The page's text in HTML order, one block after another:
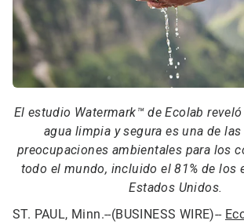
El estudio Watermark™ de Ecolab
agua limpia y segura es una de
preocupaciones ambientales para los
todo el mundo, incluido el 81% de los
Estados Unidos.
ST. PAUL, Minn.--(BUSINESS WIRE)--